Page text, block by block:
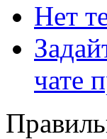
Нет
чате